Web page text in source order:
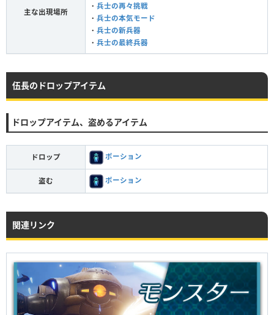
主な出現場所
・ 兵士の再々挑戦
・ 兵士の本気モード
・ 兵士の新兵器
・ 兵士の最終兵器
伍長のドロップアイテム
ドロップアイテム、盗めるアイテム
ドロップ ポーション
盗む ポーション
関連リンク